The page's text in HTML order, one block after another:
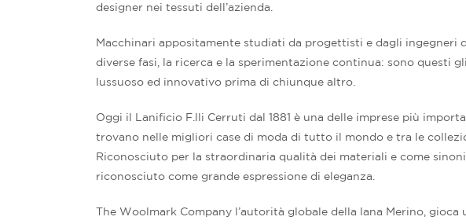
designer nei tessuti dell’azienda.
Macchinari appositamente studiati da progettisti e dagli ingegneri
diverse fasi, la ricerca e la sperimentazione continua: sono questi
lussuoso ed innovativo prima di chiunque altro.
Oggi il Lanificio F.lli Cerruti dal 1881 è una delle imprese più
trovano nelle migliori case di moda di tutto il mondo e tra le
Riconosciuto per la straordinaria qualità dei materiali e come
riconosciuto come grande espressione di eleganza.
The Woolmark Company l’autorità globale della lana Merino,